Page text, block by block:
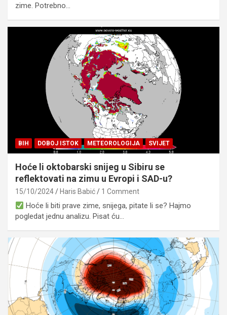
zime. Potrebno…
BIH DOBOJ ISTOK METEOROLOGIJA SVIJET
Hoće li oktobarski snijeg u Sibiru se
reflektovati na zimu u Evropi i SAD-u?
15/10/2024 Haris Babić 1 Comment
Hoće li biti prave zime, snijega, pitate li se? Hajmo
pogledat jednu analizu. Pisat ću…